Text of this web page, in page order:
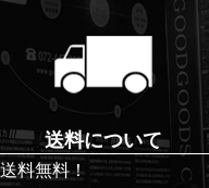
送料について
料無料！